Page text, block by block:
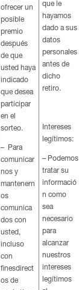
ofrecer un
posible
premio
después
de que
usted haya
indicado
que desea
participar
en el
sorteo.
– Para
comunicar
nos y
mantenern
os
comunica
dos con
usted,
incluso
con
finesdirect
os de
que le
hayamos
dado a sus
datos
personales
antes de
dicho
retiro.
Intereses
legítimos:
– Podemos
tratar su
informació
n como
sea
necesario
para
alcanzar
nuestros
intereses
legítimos